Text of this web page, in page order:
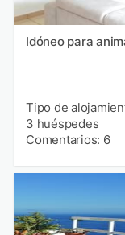
Idóneo para
Tipo de
3 huéspedes
Comentarios: 6